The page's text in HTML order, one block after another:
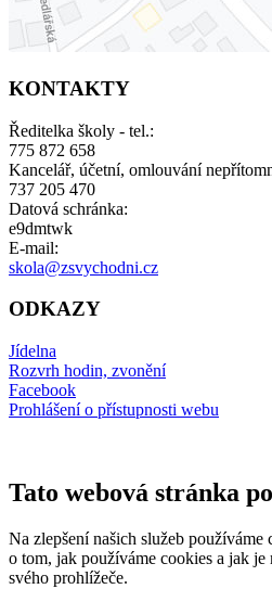
KONTAKTY
Ředitelka školy - tel.:
775 872 658
Kancelář, účetní, omlouvání
737 205 470
Datová schránka:
e9dmtwk
E-mail:
skola@zsvychodni.cz
ODKAZY
Jídelna
Rozvrh hodin, zvonění
Facebook
Prohlášení o přístupnosti webu
Tato webová stránka
Na zlepšení našich služeb používáme
o tom, jak používáme cookies a jak je
svého prohlížeče.